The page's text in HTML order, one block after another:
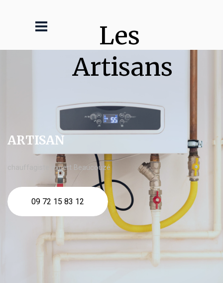
Les
Artisans
ARTISAN
chauffagiste expert Beaucouzé
09 72 15 83 12